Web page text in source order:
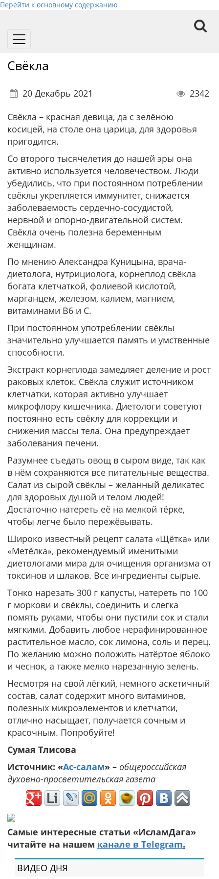
Перейти к основному содержанию
Toggle
Свёкла
20 Декабрь 2021
2342
Свёкла – красная девица, да с зелёною
косицей, на столе она царица, для здоровья
пригодится.
Со второго тысячелетия до нашей эры она
активно используется человечеством. Люди
убедились, что при постоянном потреблении
свёклы укрепляется иммунитет, снижается
заболеваемость сердечно-сосудистой,
нервной и опорно-двигательной систем.
Свёкла очень полезна беременным
женщинам.
По мнению Александра Куницына, врача-
диетолога, нутрициолога, корнеплод свёкла
богата клетчаткой, фолиевой кислотой,
марганцем, железом, калием, магнием,
витаминами В6 и С.
При постоянном употреблении свёклы
значительно улучшается память и умственные
способности.
Экстракт корнеплода замедляет деление и рост
раковых клеток. Свёкла служит источником
клетчатки, которая активно улучшает
микрофлору кишечника. Диетологи советуют
постоянно есть свёклу для коррекции и
снижения массы тела. Она предупреждает
заболевания печени.
Разумнее съедать овощ в сыром виде, так как
в нём сохраняются все питательные вещества.
Салат из сырой свёклы – желанный деликатес
для здоровых душой и телом людей!
Достаточно натереть её на мелкой тёрке,
чтобы легче было пережёвывать.
Широко известный рецепт салата «Щётка» или
«Метёлка», рекомендуемый именитыми
диетологами мира для очищения организма от
токсинов и шлаков. Все ингредиенты сырые.
Тонко нарезать 300 г капусты, натереть по 100
г моркови и свёклы, соединить и слегка
помять руками, чтобы они пустили сок и стали
мягкими. Добавить любое нерафинированное
растительное масло, сок лимона, соль и перец.
По желанию можно положить натёртое яблоко
и чеснок, а также мелко нарезанную зелень.
Несмотря на свой лёгкий, немного аскетичный
состав, салат содержит много витаминов,
полезных микроэлементов и клетчатки,
отлично насыщает, получается сочным и
красочным. Попробуйте!
Сумая Тлисова
Источник: «Ас-салам» – общероссийская
духовно-просветительская газета
Самые интересные статьи «ИсламДага»
читайте на нашем канале в Telegram.
ВИДЕО ДНЯ